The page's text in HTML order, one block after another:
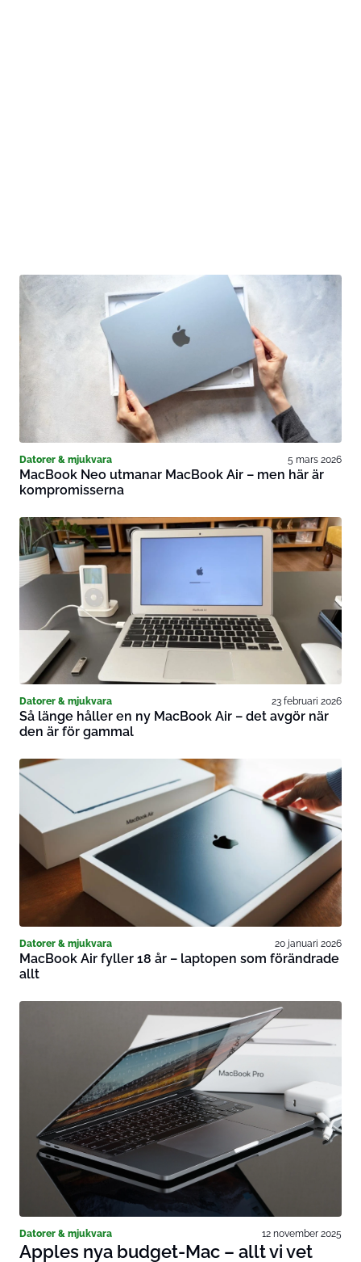
Datorer & mjukvara 5 mars 2026
MacBook Neo utmanar MacBook Air – men här är
kompromisserna
Datorer & mjukvara 23 februari 2026
Så länge håller en ny MacBook Air – det avgör när
den är för gammal
Datorer & mjukvara 20 januari 2026
MacBook Air fyller 18 år – laptopen som förändrade
allt
Datorer & mjukvara 12 november 2025
Apples nya budget-Mac – allt vi vet